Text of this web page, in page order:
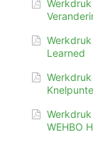
Learned
WEHBO